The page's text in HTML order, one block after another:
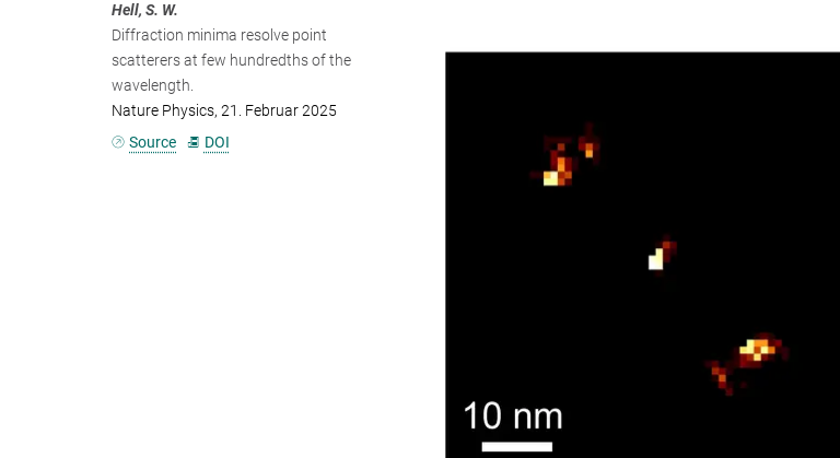
Hell, S. W.
Diffraction minima resolve point
scatterers at few hundredths of the
wavelength.
Nature Physics, 21. Februar 2025
Source
DOI